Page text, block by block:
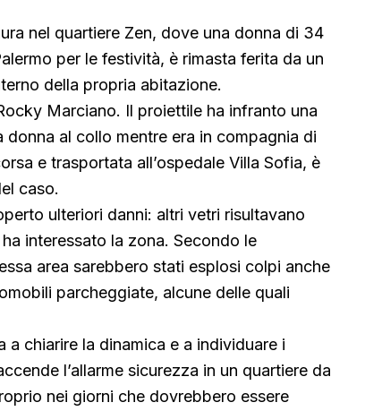
nel quartiere Zen, dove una donna di 34
per le festività, è rimasta ferita da un
della propria abitazione.
Marciano. Il proiettile ha infranto una
al collo mentre era in compagnia di
e trasportata all’ospedale Villa Sofia, è
caso.
ulteriori danni: altri vetri risultavano
interessato la zona. Secondo le
area sarebbero stati esplosi colpi anche
parcheggiate, alcune delle quali
a chiarire la dinamica e a individuare i
l’allarme sicurezza in un quartiere da
nei giorni che dovrebbero essere